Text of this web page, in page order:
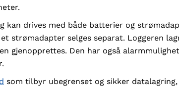
kan drives med både batterier og
strømadapter selges separat. Loggeren
gjenopprettes. Den har også
som tilbyr ubegrenset og sikker